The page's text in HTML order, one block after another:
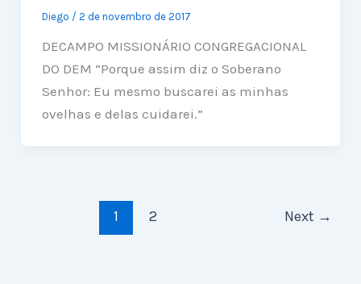
Diego / 2 de novembro de 2017
DECAMPO MISSIONÁRIO CONGREGACIONAL
DO DEM “Porque assim diz o Soberano
Senhor: Eu mesmo buscarei as minhas
ovelhas e delas cuidarei.”
1 2 Next →